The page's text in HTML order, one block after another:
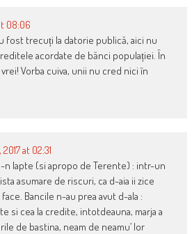
08:06
fost trecuți la datorie publică, aici nu
acordate de bănci populației. În
Vorba cuiva, unii nu cred nici în
at 02:31
n lapte (si apropo de Terente) : intr-un
asumare de riscuri, ca d-aia ii zice
Bancile n-au prea avut d-ala :
si cea la credite, intotdeauna, marja a
de bastina, neam de neamu’ lor